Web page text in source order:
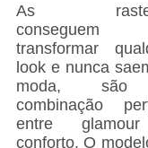
As
conseguem
transformar
look e nunca
moda,
combinação
entre
conforto. O